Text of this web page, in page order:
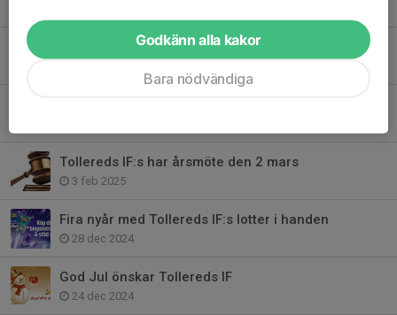
Välkommen till Spinnarfamiljen
Tollereds IF:s har årsmöte den 2 mars
3 feb 2025
Fira nyår med Tollereds IF:s lotter i handen
28 dec 2024
God Jul önskar Tollereds IF
24 dec 2024
Godkänn alla kakor
Bara nödvändiga